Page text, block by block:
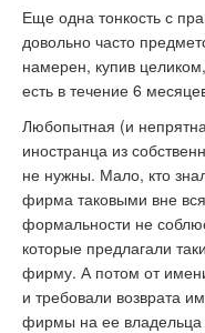
Еще одна тонкость с
довольно часто
намерен, купив
есть в течение 6
Любопытная (и
иностранца из
не нужны. Мало, кто
фирма таковыми вне
формальности не
которые предлагали
фирму. А потом от
и требовали возврата
фирмы на ее владельца